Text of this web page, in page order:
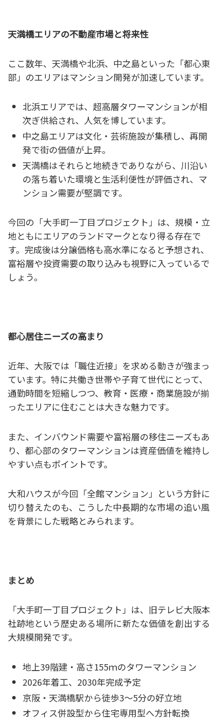
天満橋エリアの不動産市場と将来性
ここ数年、天満橋や北浜、中之島といった「都心東
部」のエリアはマンション開発が加速しています。
北浜エリアでは、超高層タワーマンションが相
次ぎ供給され、人気を博しています。
中之島エリアは文化・芸術施設が集積し、再開
発で街の価値が上昇。
天満橋はそれらと地続きでありながら、川沿い
の落ち着いた環境と生活利便性が評価され、マ
ンション需要が堅調です。
今回の「大手町一丁目プロジェクト」は、規模・立
地ともにエリアのランドマークとなり得る存在で
す。完成後は分譲価格も高水準になると予想され、
富裕層や投資需要の取り込みも視野に入っているで
しょう。
都心居住ニーズの高まり
近年、大阪では「職住近接」を求める動きが強まっ
ています。特に共働き世帯や子育て世代にとって、
通勤時間を短縮しつつ、教育・医療・商業施設が揃
ったエリアに住むことは大きな魅力です。
また、インバウンド需要や富裕層の移住ニーズもあ
り、都心部のタワーマンションは資産価値を維持し
やすい点もポイントです。
大和ハウスが今回「全館マンション」という方針に
切り替えたのも、こうした中長期的な市場の追い風
を背景にした戦略とみられます。
まとめ
「大手町一丁目プロジェクト」は、旧テレビ大阪本
社跡地という歴史ある場所に新たな価値を創出する
大規模開発です。
地上39階建・高さ155ｍのタワーマンション
2026年着工、2030年完成予定
京阪・天満橋駅から徒歩3〜5分の好立地
オフィス併設型から住宅専用型へ方針転換